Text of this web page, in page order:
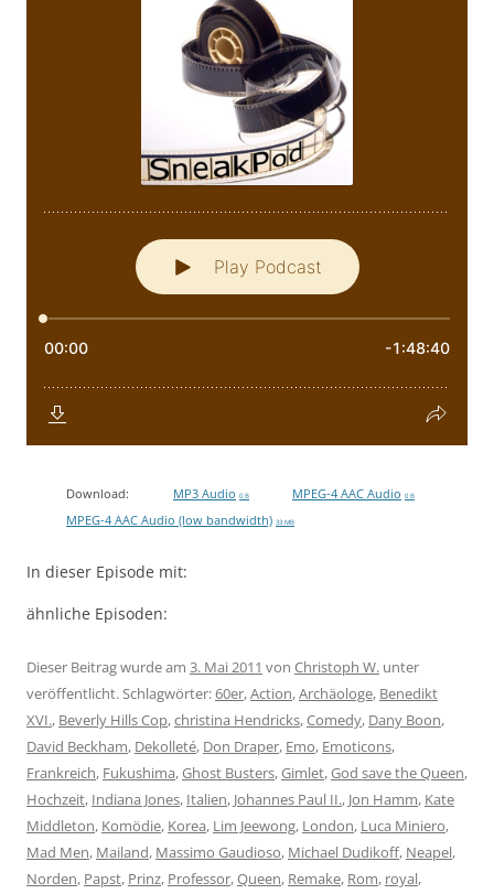
Download: MP3 Audio 0 B MPEG-4 AAC Audio 0 B
MPEG-4 AAC Audio (low bandwidth) 33 MB
In dieser Episode mit:
ähnliche Episoden:
Dieser Beitrag wurde am 3. Mai 2011 von Christoph W. unter
veröffentlicht. Schlagwörter:60er,Action,Archäologe, Benedikt
XVI., Beverly Hills Cop,christina Hendricks,Comedy, Dany Boon,
David Beckham, Dekolleté, Don Draper, Emo, Emoticons,
Frankreich, Fukushima,Ghost Busters,Gimlet,God save the Queen,
Hochzeit, Indiana Jones, Italien, Johannes Paul II., Jon Hamm, Kate
Middleton, Komödie, Korea, Lim Jeewong, London, Luca Miniero,
Mad Men, Mailand, Massimo Gaudioso, Michael Dudikoff, Neapel,
Norden, Papst, Prinz, Professor,Queen, Remake, Rom, royal,